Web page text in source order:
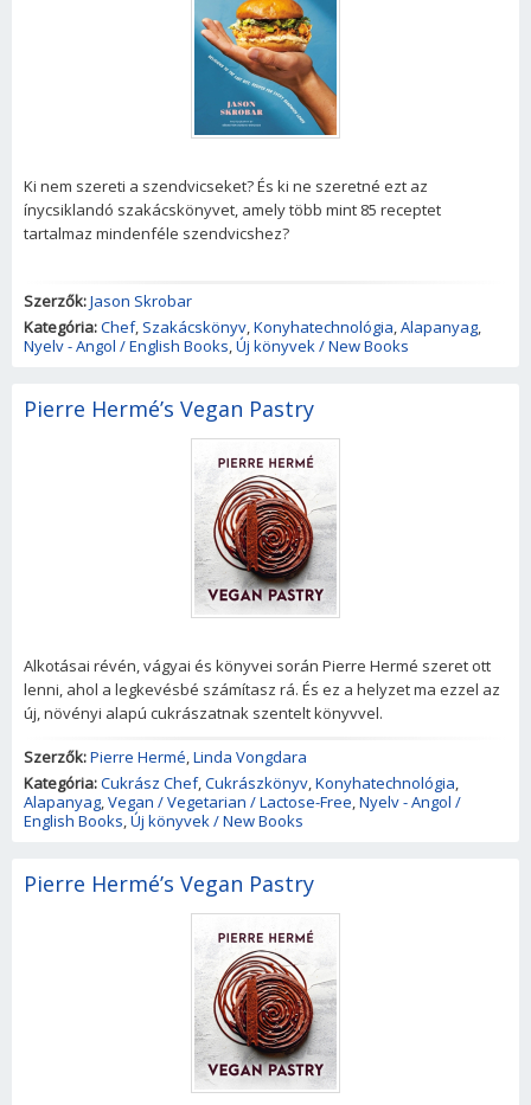
Ki nem szereti a szendvicseket? És ki ne szeretné ezt az
ínycsiklandó szakácskönyvet, amely több mint 85 receptet
tartalmaz mindenféle szendvicshez?
Szerzők:Jason Skrobar
Kategória:Chef, Szakácskönyv,Konyhatechnológia,Alapanyag,
Nyelv - Angol / English Books,Új könyvek / New Books
Pierre Hermé’s Vegan Pastry
Alkotásai révén, vágyai és könyvei során Pierre Hermé szeret ott
lenni, ahol a legkevésbé számítasz rá. És ez a helyzet ma ezzel az
új, növényi alapú cukrászatnak szentelt könyvvel.
Szerzők:Pierre Hermé,Linda Vongdara
Kategória:Cukrász Chef,Cukrászkönyv,Konyhatechnológia,
Alapanyag,Vegan / Vegetarian / Lactose-Free,Nyelv - Angol /
English Books,Új könyvek / New Books
Pierre Hermé’s Vegan Pastry